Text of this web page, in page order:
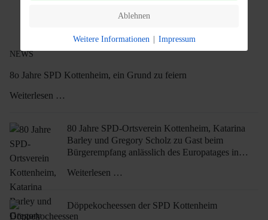
NEWS
8o Jahre SPD Kottenheim, ein Grund zu feiern
Weiterlesen …
80 Jahre SPD-Ortsverein Kottenheim, Katarina
Barley und Gregory Scholz zu Gast beim
Bürgerempfang anlässlich des Europatages in
Weiterlesen …
Döppekocheessen der SPD Kottenheim
Ablehnen
Weitere Informationen Impressum